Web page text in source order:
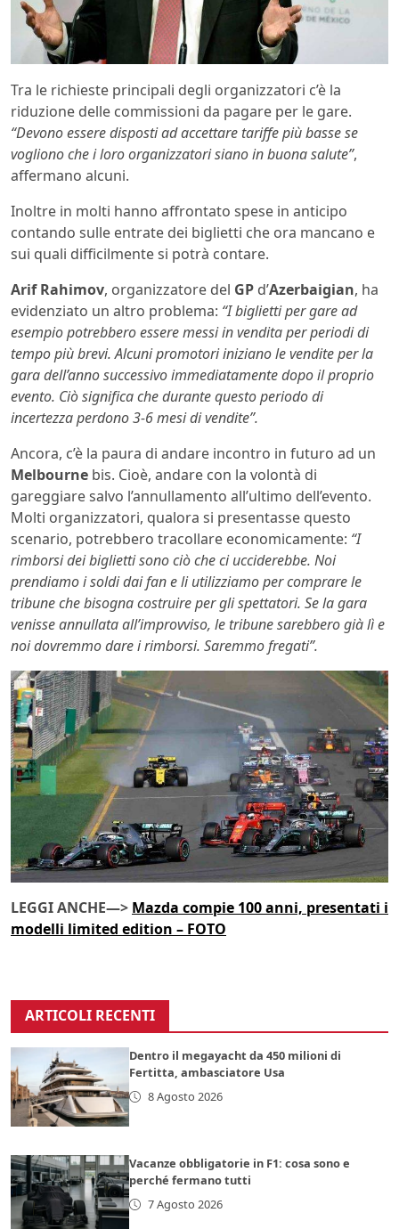
Tra le richieste principali degli organizzatori c’è la
riduzione delle commissioni da pagare per le gare.
“Devono essere disposti ad accettare tariffe più basse se
vogliono che i loro organizzatori siano in buona salute”,
affermano alcuni.
Inoltre in molti hanno affrontato spese in anticipo
contando sulle entrate dei biglietti che ora mancano e
sui quali difficilmente si potrà contare.
Arif Rahimov, organizzatore del GP d’Azerbaigian, ha
evidenziato un altro problema: “I biglietti per gare ad
esempio potrebbero essere messi in vendita per periodi di
tempo più brevi. Alcuni promotori iniziano le vendite per la
gara dell’anno successivo immediatamente dopo il proprio
evento. Ciò significa che durante questo periodo di
incertezza perdono 3-6 mesi di vendite”.
Ancora, c’è la paura di andare incontro in futuro ad un
Melbourne bis. Cioè, andare con la volontà di
gareggiare salvo l’annullamento all’ultimo dell’evento.
Molti organizzatori, qualora si presentasse questo
scenario, potrebbero tracollare economicamente: “I
rimborsi dei biglietti sono ciò che ci ucciderebbe. Noi
prendiamo i soldi dai fan e li utilizziamo per comprare le
tribune che bisogna costruire per gli spettatori. Se la gara
venisse annullata all’improvviso, le tribune sarebbero già lì e
noi dovremmo dare i rimborsi. Saremmo fregati”.
LEGGI ANCHE—> Mazda compie 100 anni, presentati i
modelli limited edition – FOTO
ARTICOLI RECENTI
Dentro il megayacht da 450 milioni di
Fertitta, ambasciatore Usa
8 Agosto 2026
Vacanze obbligatorie in F1: cosa sono e
perché fermano tutti
7 Agosto 2026